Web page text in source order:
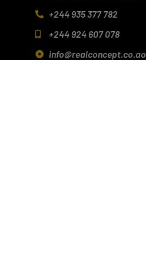
+244 935 377 782
+244 924 607 078
info@realconcept.co.ao